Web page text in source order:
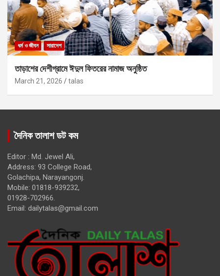
ধর্ম ও জীবন সারাদেশ
তাড়াশের দেশীগ্রামে ঈদুল ফিতরের নামাজ অনুষ্ঠিত
March 21, 2026 talas
দৈনিক তালাশ ডট কম
Editor : Md. Jewel Ali,
Address: 93 College Road,
Golachipa, Narayangonj.
Mobile: 01818-939232,
01928-702966.
Email: dailytalas@gmail.com